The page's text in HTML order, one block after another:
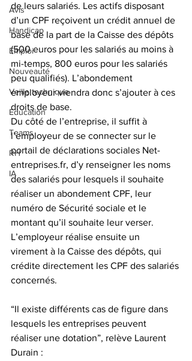
Avis
Handicap
Emploi
Nouveauté
Veille technique
Education
Teams
RH
IA
de leurs salariés. Les actifs disposant
d’un CPF reçoivent un crédit annuel de
base de la part de la Caisse des dépôts
(500 euros pour les salariés au moins à
mi-temps, 800 euros pour les salariés
peu qualifiés). L’abondement
employeur viendra donc s’ajouter à ces
droits de base.
Du côté de l’entreprise, il suffit à
l’employeur de se connecter sur le
portail de déclarations sociales Net-
entreprises.fr, d’y renseigner les noms
des salariés pour lesquels il souhaite
réaliser un abondement CPF, leur
numéro de Sécurité sociale et le
montant qu’il souhaite leur verser.
L’employeur réalise ensuite un
virement à la Caisse des dépôts, qui
crédite directement les CPF des salariés
concernés.
“Il existe différents cas de figure dans
lesquels les entreprises peuvent
réaliser une dotation”, relève Laurent
Durain :